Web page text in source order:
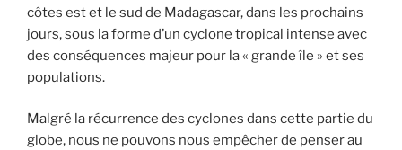
côtes est et le sud de Madagascar, dans les prochains
jours, sous la forme d’un cyclone tropical intense avec
des conséquences majeur pour la « grande île » et ses
populations.
Malgré la récurrence des cyclones dans cette partie du
globe, nous ne pouvons nous empêcher de penser au